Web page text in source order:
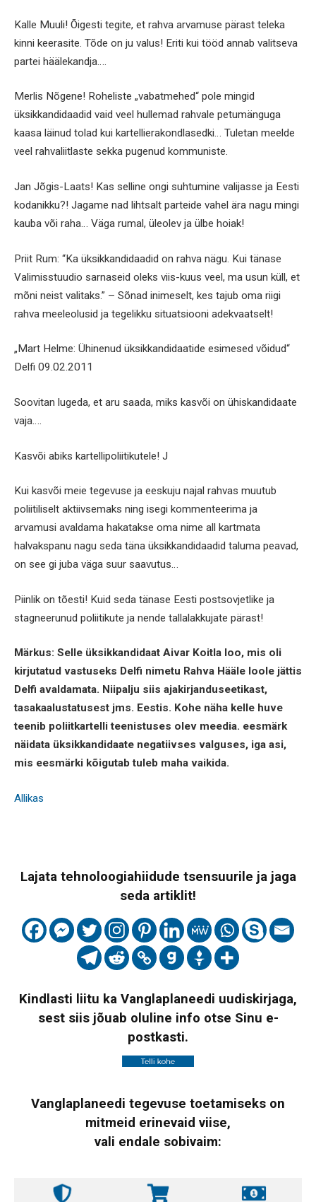
Kalle Muuli! Õigesti tegite, et rahva arvamuse pärast teleka
kinni keerasite. Tõde on ju valus! Eriti kui tööd annab valitseva
partei häälekandja….
Merlis Nõgene! Roheliste „vabatmehed“ pole mingid
üksikkandidaadid vaid veel hullemad rahvale petumänguga
kaasa läinud tolad kui kartellierakondlasedki… Tuletan meelde
veel rahvaliitlaste sekka pugenud kommuniste.
Jan Jõgis-Laats! Kas selline ongi suhtumine valijasse ja Eesti
kodanikku?! Jagame nad lihtsalt parteide vahel ära nagu mingi
kauba või raha… Väga rumal, üleolev ja ülbe hoiak!
Priit Rum: “Ka üksikkandidaadid on rahva nägu. Kui tänase
Valimisstuudio sarnaseid oleks viis-kuus veel, ma usun küll, et
mõni neist valitaks.” – Sõnad inimeselt, kes tajub oma riigi
rahva meeleolusid ja tegelikku situatsiooni adekvaatselt!
„Mart Helme: Ühinenud üksikkandidaatide esimesed võidud“
Delfi 09.02.2011
Soovitan lugeda, et aru saada, miks kasvõi on ühiskandidaate
vaja….
Kasvõi abiks kartellipoliitikutele! J
Kui kasvõi meie tegevuse ja eeskuju najal rahvas muutub
poliitiliselt aktiivsemaks ning isegi kommenteerima ja
arvamusi avaldama hakatakse oma nime all kartmata
halvakspanu nagu seda täna üksikkandidaadid taluma peavad,
on see gi juba väga suur saavutus…
Piinlik on tõesti! Kuid seda tänase Eesti postsovjetlike ja
stagneerunud poliitikute ja nende tallalakkujate pärast!
Märkus: Selle üksikkandidaat Aivar Koitla loo, mis oli
kirjutatud vastuseks Delfi nimetu Rahva Hääle loole jättis
Delfi avaldamata. Niipalju siis ajakirjanduseetikast,
tasakaalustatusest jms. Eestis. Kohe näha kelle huve
teenib poliitkartelli teenistuses olev meedia. eesmärk
näidata üksikkandidaate negatiivses valguses, iga asi,
mis eesmärki kõigutab tuleb maha vaikida.
Allikas
Lajata tehnoloogiahiidude tsensuurile ja jaga
seda artiklit!
Kindlasti liitu ka Vanglaplaneedi uudiskirjaga,
sest siis jõuab oluline info otse Sinu e-
postkasti.
Vanglaplaneedi tegevuse toetamiseks on
mitmeid erinevaid viise,
vali endale sobivaim: